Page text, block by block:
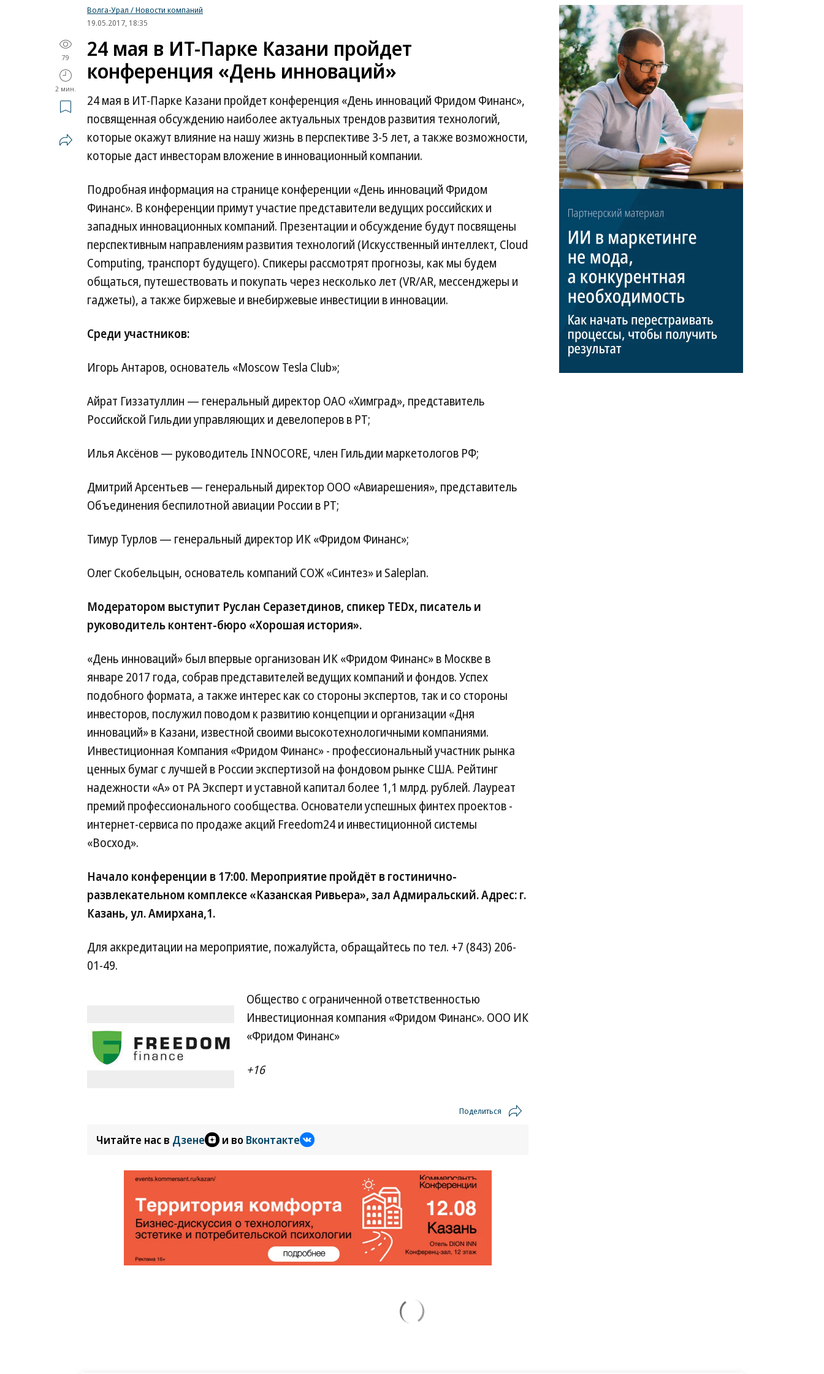
Волга-Урал / Новости компаний
19.05.2017, 18:35
79
2 мин.
24 мая в ИТ-Парке Казани пройдет
конференция «День инноваций»
24 мая в ИТ-Парке Казани пройдет конференция «День инноваций Фридом Финанс»,
посвященная обсуждению наиболее актуальных трендов развития технологий,
которые окажут влияние на нашу жизнь в перспективе 3-5 лет, а также возможности,
которые даст инвесторам вложение в инновационный компании.
Подробная информация на странице конференции «День инноваций Фридом
Финанс». В конференции примут участие представители ведущих российских и
западных инновационных компаний. Презентации и обсуждение будут посвящены
перспективным направлениям развития технологий (Искусственный интеллект, Cloud
Computing, транспорт будущего). Спикеры рассмотрят прогнозы, как мы будем
общаться, путешествовать и покупать через несколько лет (VR/AR, мессенджеры и
гаджеты), а также биржевые и внебиржевые инвестиции в инновации.
Среди участников:
Игорь Антаров, основатель «Moscow Tesla Club»;
Айрат Гиззатуллин — генеральный директор ОАО «Химград», представитель
Российской Гильдии управляющих и девелоперов в РТ;
Илья Аксёнов — руководитель INNOCORE, член Гильдии маркетологов РФ;
Дмитрий Арсентьев — генеральный директор ООО «Авиарешения», представитель
Объединения беспилотной авиации России в РТ;
Тимур Турлов — генеральный директор ИК «Фридом Финанс»;
Олег Скобельцын, основатель компаний СОЖ «Синтез» и Saleplan.
Модератором выступит Руслан Серазетдинов, спикер TEDx, писатель и
руководитель контент-бюро «Хорошая история».
«День инноваций» был впервые организован ИК «Фридом Финанс» в Москве в
январе 2017 года, собрав представителей ведущих компаний и фондов. Успех
подобного формата, а также интерес как со стороны экспертов, так и со стороны
инвесторов, послужил поводом к развитию концепции и организации «Дня
инноваций» в Казани, известной своими высокотехнологичными компаниями.
Инвестиционная Компания «Фридом Финанс» - профессиональный участник рынка
ценных бумаг с лучшей в России экспертизой на фондовом рынке США. Рейтинг
надежности «А» от РА Эксперт и уставной капитал более 1,1 млрд. рублей. Лауреат
премий профессионального сообщества. Основатели успешных финтех проектов -
интернет-сервиса по продаже акций Freedom24 и инвестиционной системы
«Восход».
Начало конференции в 17:00. Мероприятие пройдёт в гостинично-
развлекательном комплексе «Казанская Ривьера», зал Адмиральский. Адрес: г.
Казань, ул. Амирхана,1.
Для аккредитации на мероприятие, пожалуйста, обращайтесь по тел. +7 (843) 206-
01-49.
Общество с ограниченной ответственностью
Инвестиционная компания «Фридом Финанс». ООО ИК
«Фридом Финанс»
+16
Поделиться
Читайте нас в Дзене и во Вконтакте